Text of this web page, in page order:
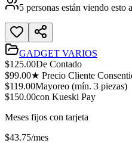
5 personas están viendo esto
GADGET VARIOS
$125.00De Contado
$99.00★ Precio Cliente
$119.00Mayoreo (mín. 3 piezas)
$150.00con Kueski Pay
Meses fijos con tarjeta
$43.75/mes